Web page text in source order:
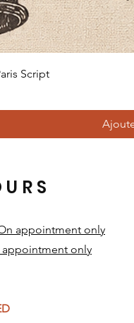
Script
appointment only
appointment only